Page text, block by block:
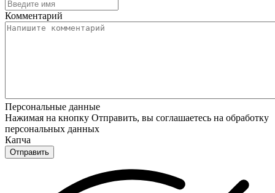
Комментарий
Персональные данные
Нажимая на кнопку Отправить, вы соглашаетесь на обработку
персональных данных
Капча
Отправить